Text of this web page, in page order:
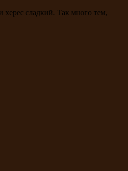
херес сладкий. Так много тем,